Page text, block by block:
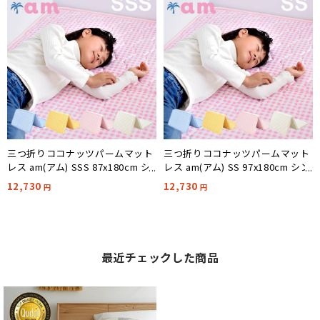
三つ折りココナッツパームマット
レス am(アム) SSS 87x180cm シ
ングルスリムショート
12,730 円
三つ折りココナッツパームマット
レス am(アム) SS 97x180cm シン
グルショート 4色対応
12,730 円
最近チェックした商品